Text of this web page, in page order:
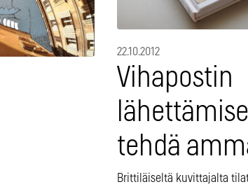
22.10.2012
Vihapostin
tehdä
Brittiläiseltä kuvittajalta